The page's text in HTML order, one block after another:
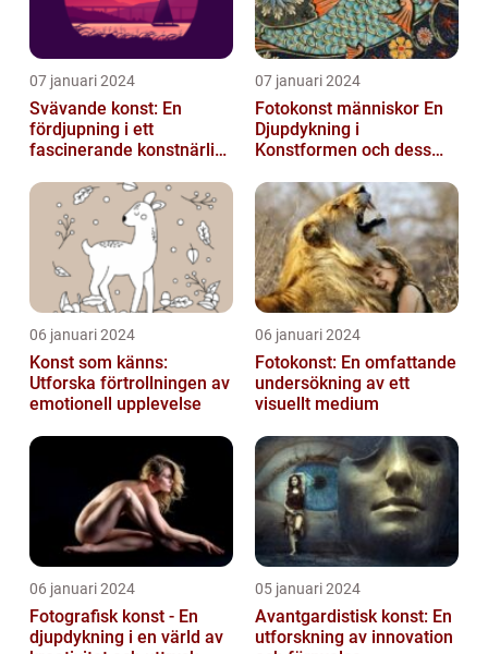
07 januari 2024
Svävande konst: En
fördjupning i ett
fascinerande konstnärligt
07 januari 2024
Fotokonst människor En
Djupdykning i
Konstformen och dess
06 januari 2024
Konst som känns:
Utforska förtrollningen av
emotionell upplevelse
06 januari 2024
Fotokonst: En omfattande
undersökning av ett
visuellt medium
06 januari 2024
Fotografisk konst - En
djupdykning i en värld av
05 januari 2024
Avantgardistisk konst: En
utforskning av innovation